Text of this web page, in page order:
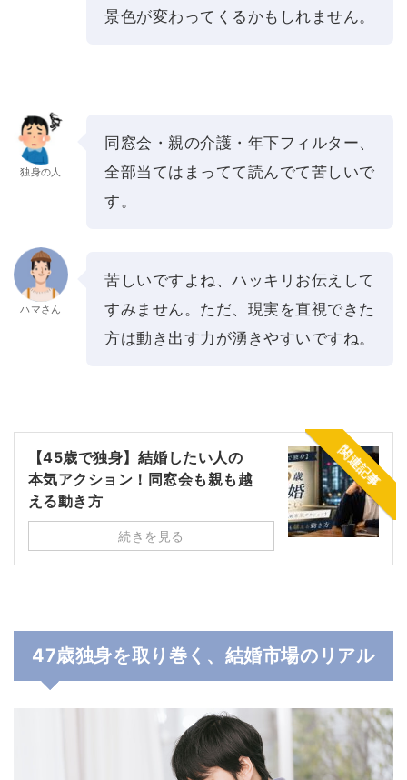
景色が変わってくるかもしれません。
独身の人
同窓会・親の介護・年下フィルター、
全部当てはまってて読んでて苦しいで
す。
ハマさん
苦しいですよね、ハッキリお伝えして
すみません。ただ、現実を直視できた
方は動き出す力が湧きやすいですね。
関連記事
【45歳で独身】結婚したい人の
本気アクション！同窓会も親も越
える動き方
続きを見る
47歳独身を取り巻く、結婚市場のリアル